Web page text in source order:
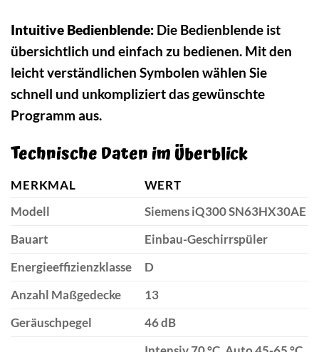
Intuitive Bedienblende: Die Bedienblende ist
übersichtlich und einfach zu bedienen. Mit den
leicht verständlichen Symbolen wählen Sie
schnell und unkompliziert das gewünschte
Programm aus.
Technische Daten im Überblick
MERKMAL
WERT
Modell
Siemens iQ300 SN63HX30AE
Bauart
Einbau-Geschirrspüler
Energieeffizienzklasse
D
Anzahl Maßgedecke
13
Geräuschpegel
46 dB